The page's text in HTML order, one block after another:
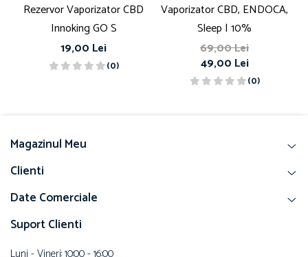
Rezervor Vaporizator CBD
Innoking GO S
19,00 Lei
(0)
Vaporizator CBD, ENDOCA,
Sleep | 10%
69,00 Lei
49,00 Lei
(0)
Magazinul Meu
Clienti
Date Comerciale
Suport Clienti